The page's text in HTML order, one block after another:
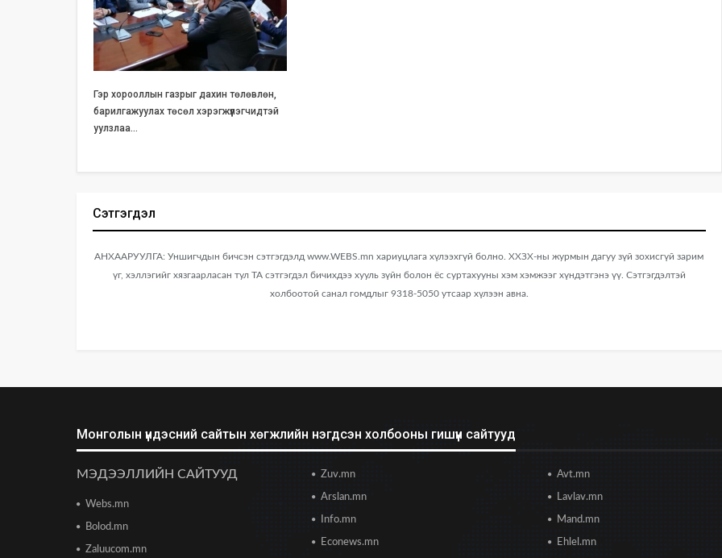
Гэр хорооллын газрыг дахин төлөвлөн,
барилгажуулах төсөл хэрэгжүүлэгчидтэй
уулзлаа…
Сэтгэгдэл
АНХААРУУЛГА: Уншигчдын бичсэн сэтгэгдэлд www.WEBS.mn хариуцлага хүлээхгүй болно. ХХЗХ-ны журмын дагуу зүй зохисгүй зарим
үг, хэллэгийг хязгаарласан тул ТА сэтгэгдэл бичихдээ хууль зүйн болон ёс суртахууны хэм хэмжээг хүндэтгэнэ үү. Сэтгэгдэлтэй
холбоотой санал гомдлыг 9318-5050 утсаар хүлээн авна.
Монголын үндэсний сайтын хөгжлийн нэгдсэн холбооны гишүүн сайтууд
МЭДЭЭЛЛИЙН САЙТУУД
Webs.mn
Bolod.mn
Zaluucom.mn
Zuv.mn
Arslan.mn
Info.mn
Econews.mn
Avt.mn
Lavlav.mn
Mand.mn
Ehlel.mn